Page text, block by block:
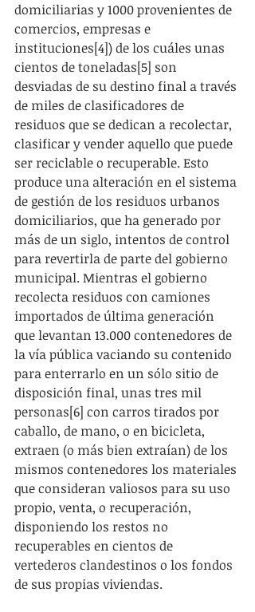
domiciliarias y 1000 provenientes de
comercios, empresas e
instituciones[4]) de los cuáles unas
cientos de toneladas[5] son
desviadas de su destino final a través
de miles de clasificadores de
residuos que se dedican a recolectar,
clasificar y vender aquello que puede
ser reciclable o recuperable. Esto
produce una alteración en el sistema
de gestión de los residuos urbanos
domiciliarios, que ha generado por
más de un siglo, intentos de control
para revertirla de parte del gobierno
municipal. Mientras el gobierno
recolecta residuos con camiones
importados de última generación
que levantan 13.000 contenedores de
la vía pública vaciando su contenido
para enterrarlo en un sólo sitio de
disposición final, unas tres mil
personas[6] con carros tirados por
caballo, de mano, o en bicicleta,
extraen (o más bien extraían) de los
mismos contenedores los materiales
que consideran valiosos para su uso
propio, venta, o recuperación,
disponiendo los restos no
recuperables en cientos de
vertederos clandestinos o los fondos
de sus propias viviendas.